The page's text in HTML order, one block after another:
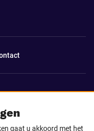
gaat u akkoord met het
LinkedIn